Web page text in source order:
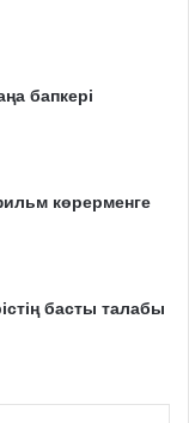
бапкері
көрерменге
басты талабы